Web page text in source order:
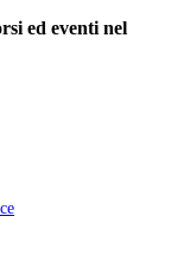
ed eventi nel